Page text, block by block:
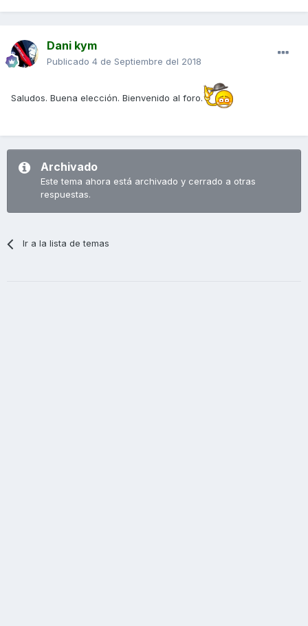
Dani kym
Publicado 4 de Septiembre del 2018
Saludos. Buena elección. Bienvenido al foro.
Archivado
Este tema ahora está archivado y cerrado a otras
respuestas.
Ir a la lista de temas